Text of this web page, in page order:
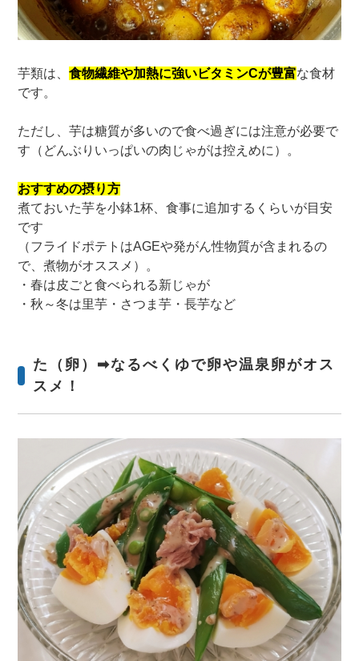
芋類は、食物繊維や加熱に強いビタミンCが豊富な食材
です。
ただし、芋は糖質が多いので食べ過ぎには注意が必要で
す（どんぶりいっぱいの肉じゃがは控えめに）。
おすすめの摂り方
煮ておいた芋を小鉢1杯、食事に追加するくらいが目安
です
（フライドポテトはAGEや発がん性物質が含まれるの
で、煮物がオススメ）。
・春は皮ごと食べられる新じゃが
・秋～冬は里芋・さつま芋・長芋など
た（卵）➡なるべくゆで卵や温泉卵がオス
スメ！